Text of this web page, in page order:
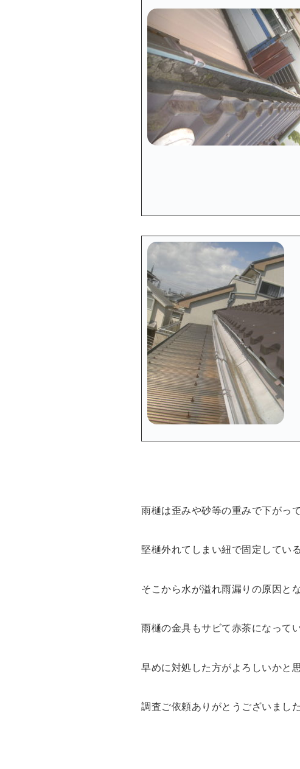
雨樋は歪みや砂等の重みで下がっ
堅樋外れてしまい紐で固定してい
そこから水が溢れ雨漏りの原因と
雨樋の金具もサビて赤茶になって
早めに対処した方がよろしいかと
調査ご依頼ありがとうございました